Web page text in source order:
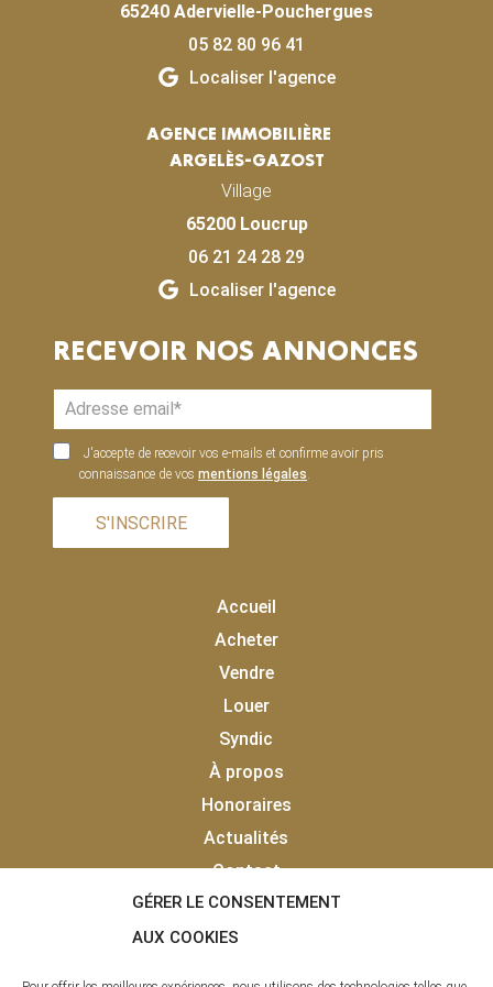
GÉRER LE CONSENTEMENT
AUX COOKIES
65240 Adervielle-Pouchergues
05 82 80 96 41
Localiser l'agence
AGENCE IMMOBILIÈRE
ARGELÈS-GAZOST
Village
65200 Loucrup
06 21 24 28 29
Localiser l'agence
RECEVOIR NOS ANNONCES
J'accepte de recevoir vos e-mails et confirme avoir pris
connaissance de vos mentions légales.
S'INSCRIRE
Accueil
Acheter
Vendre
Louer
Syndic
À propos
Honoraires
Actualités
Contact
Vendu
Laisser un avis client